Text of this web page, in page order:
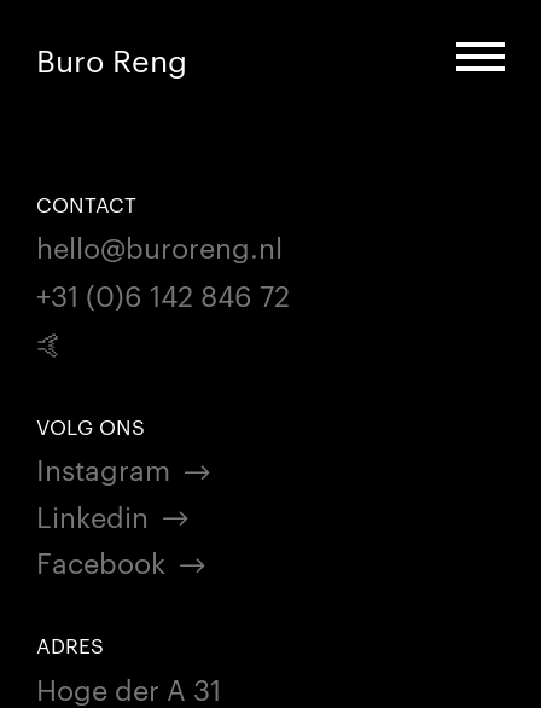
Buro Reng
CONTACT
hello@buroreng.nl
+31 (0)6 142 846 72
🤙
VOLG ONS
Instagram
Linkedin
Facebook
ADRES
Hoge der A 31